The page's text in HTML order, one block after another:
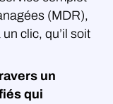
(MDR),
clic, qu’il soit
un
qui